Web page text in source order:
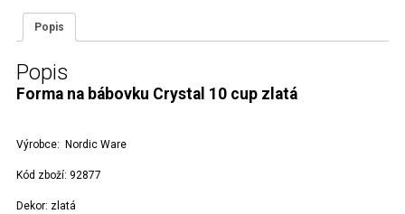
Popis
Popis
Forma na bábovku Crystal 10 cup zlatá
Výrobce: Nordic Ware
Kód zboží: 92877
Dekor: zlatá